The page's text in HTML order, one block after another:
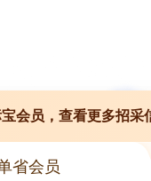
会员，查看更多招采
省会员